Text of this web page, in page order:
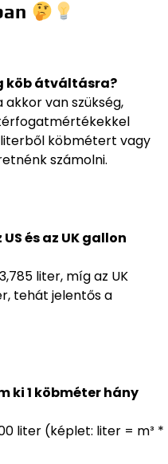
köb átváltásra?
van szükség,
köbmétert vagy
számolni.
és az UK gallon
liter, míg az UK
tehát jelentős a
ki 1 köbméter hány
liter (képlet: liter = m³ *